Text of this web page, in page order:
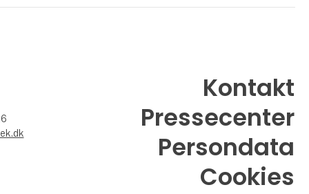
Kontakt
Pressecenter
Persondata
Cookies